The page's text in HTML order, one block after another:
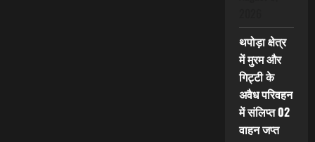
थपोड़ा क्षेत्र
में मुरम और
गिट्टी के
अवैध परिवहन
में संलिप्त 02
वाहन जप्त